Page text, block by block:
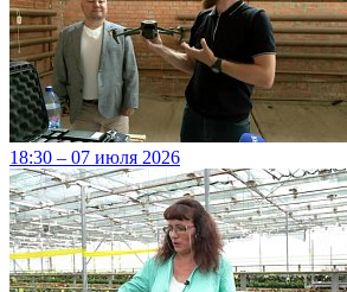
18:30 – 07 июля 2026